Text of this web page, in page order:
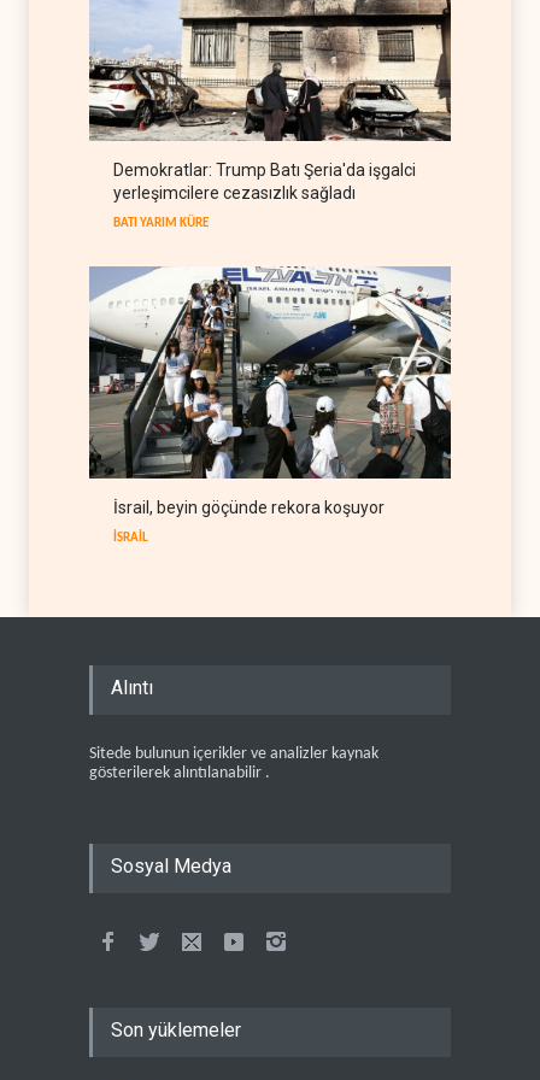
Uluslararası rapor: İsrail'in
Lübnanlı gazeteciyi
öldürmesi savaş suçu
LÜBNAN 06 Ağustos 2026
politikasındaki ertelemeler
ABD seçimlerini riske atıyor
Demokratlar: Trump Batı Şeria'da işgalci
yerleşimcilere cezasızlık sağladı
BATI YARIM KÜRE
İsrail, beyin göçünde rekora koşuyor
İSRAİL
Alıntı
Sitede bulunun içerikler ve analizler kaynak
gösterilerek alıntılanabilir .
Sosyal Medya
Son yüklemeler